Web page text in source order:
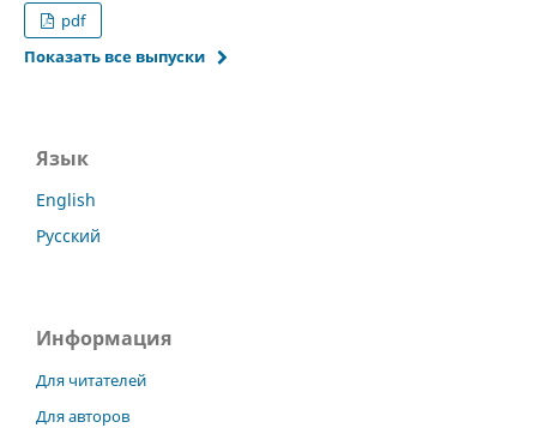
pdf
Показать все выпуски
Язык
English
Русский
Информация
Для читателей
Для авторов